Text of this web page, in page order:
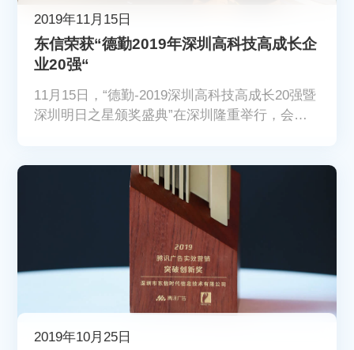
2019年11月15日
东信荣获“德勤2019年深圳高科技高成长企
业20强“
11月15日，“德勤-2019深圳高科技高成长20强暨
深圳明日之星颁奖盛典”在深圳隆重举行，会上
勤深圳高科技高成长20强调查报告》。东信荣登
“德勤2019年深圳高科技高成长20强”榜单，位列
2019年10月25日